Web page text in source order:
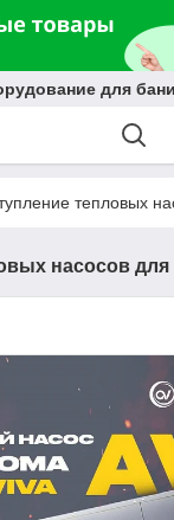
для
тепловых
насосов